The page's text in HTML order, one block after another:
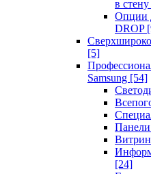
в стену
Опции
DROP
[5]
Samsung [54]
Панели
[24]